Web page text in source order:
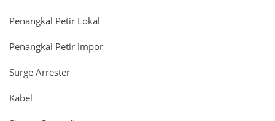
Penangkal Petir Lokal
Penangkal Petir Impor
Surge Arrester
Kabel